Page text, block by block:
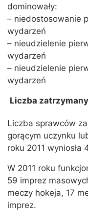
dominowały:
– niedostosowanie
wydarzeń
– nieudzielenie
wydarzeń
– nieudzielenie
wydarzeń
Liczba
Liczba sprawców
gorącym uczynku
roku 2011 wyniosła
W 2011 roku
59 imprez
meczy hokeja, 17
imprez.